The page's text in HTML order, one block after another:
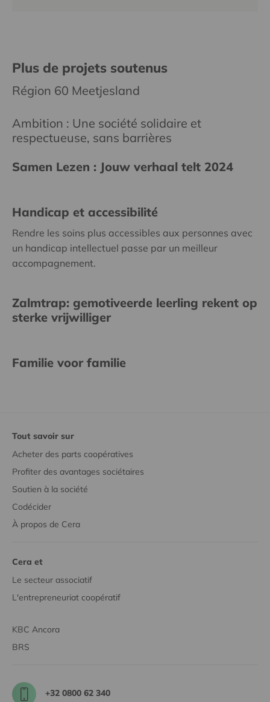
Plus de projets soutenus
Région 60 Meetjesland
Ambition : Une société solidaire et
respectueuse, sans barrières
Samen Lezen : Jouw verhaal telt 2024
Handicap et accessibilité
Rendre les soins plus accessibles aux personnes avec
un handicap intellectuel passe par un meilleur
accompagnement.
Zalmtrap: gemotiveerde leerling rekent op
sterke vrijwilliger
Familie voor familie
Tout savoir sur
Acheter des parts coopératives
Profiter des avantages sociétaires
Soutien à la société
Codécider
À propos de Cera
Cera et
Le secteur associatif
L'entrepreneuriat coopératif
KBC Ancora
BRS
+32 0800 62 340